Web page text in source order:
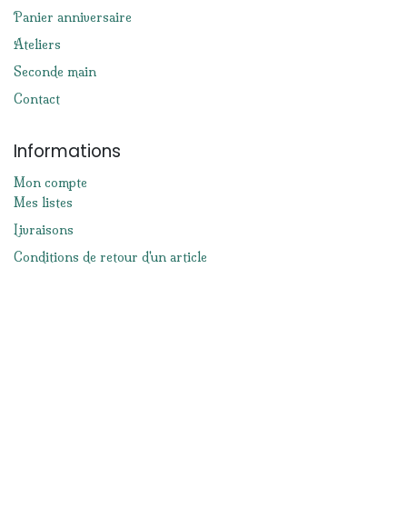
Panier anniversaire
Ateliers
Seconde main
Contact
Informations
Mon compte
Mes listes
Livraisons
Conditions de retour d'un article